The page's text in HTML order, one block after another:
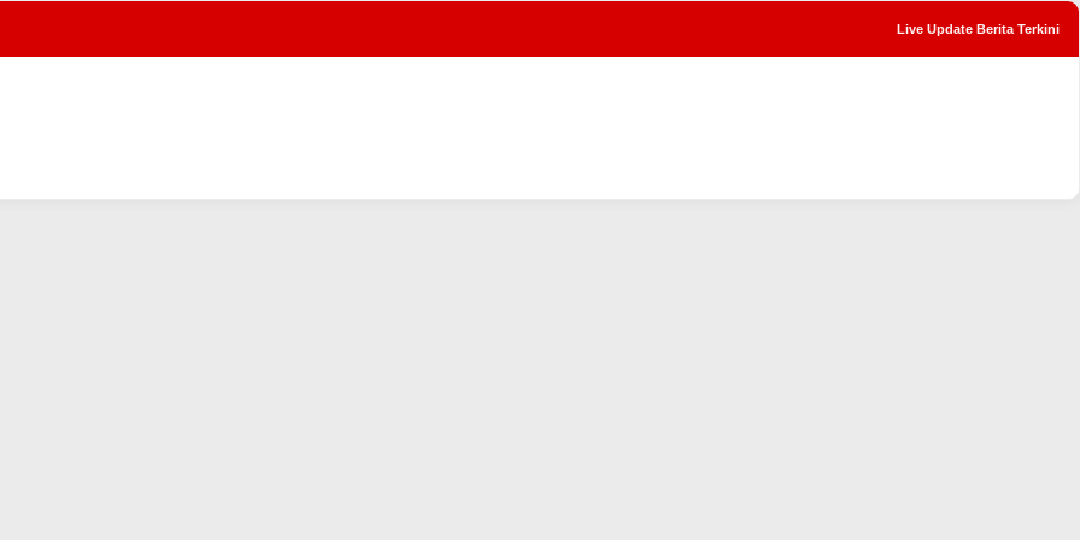
Live Update Berita Terkini